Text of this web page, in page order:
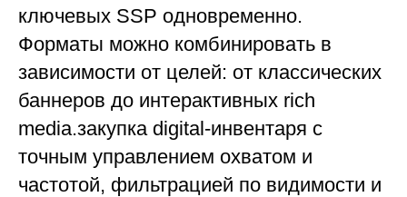
ключевых SSP одновременно.
Форматы можно комбинировать в
зависимости от целей: от классических
баннеров до интерактивных rich
media.закупка digital-инвентаря с
точным управлением охватом и
частотой, фильтрацией по видимости и